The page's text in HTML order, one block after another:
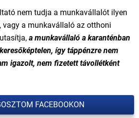
nem tudja a munkavállalót ilyen
a munkavállaló az otthoni
a munkavállaló a karanténban
így táppénzre nem
igazolt, nem fizetett távollétként
FACEBOOKON